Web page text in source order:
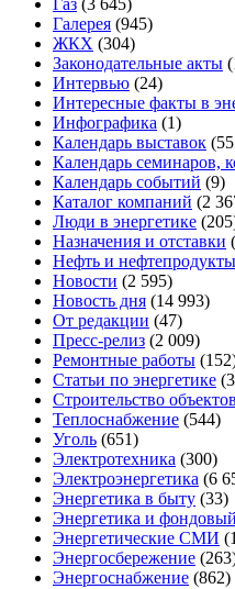
Газ (3 645)
Галерея (945)
ЖКХ (304)
Законодательные акты
Интервью (24)
Интересные факты в
Инфографика (1)
Календарь выставок
Календарь семинаров,
Календарь событий (9)
Каталог компаний (2
Люди в энергетике
Назначения и отставки
Нефть и нефтепродукты
Новости (2 595)
Новость дня (14 993)
От редакции (47)
Пресс-релиз (2 009)
Ремонтные работы
Статьи по энергетике
Строительство
Теплоснабжение (544)
Уголь (651)
Электротехника (300)
Электроэнергетика (6
Энергетика в быту (33)
Энергетика и
Энергетические СМИ
Энергосбережение
Энергоснабжение (862)